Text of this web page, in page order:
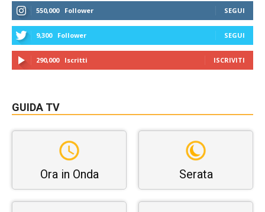
550,000 Follower SEGUI
9,300 Follower SEGUI
290,000 Iscritti ISCRIVITI
GUIDA TV
Ora in Onda Serata